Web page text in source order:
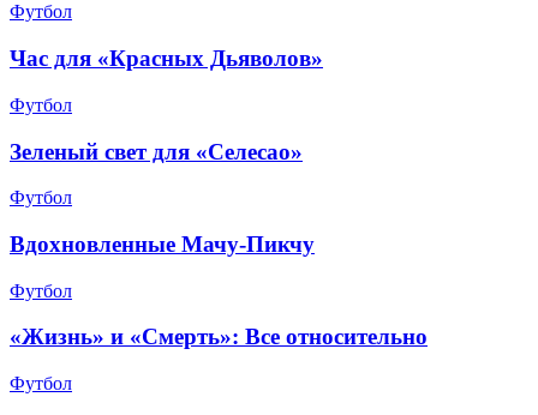
Футбол
Час для «Красных Дьяволов»
Футбол
Зеленый свет для «Селесао»
Футбол
Вдохновленные Мачу-Пикчу
Футбол
«Жизнь» и «Смерть»: Все относительно
Футбол